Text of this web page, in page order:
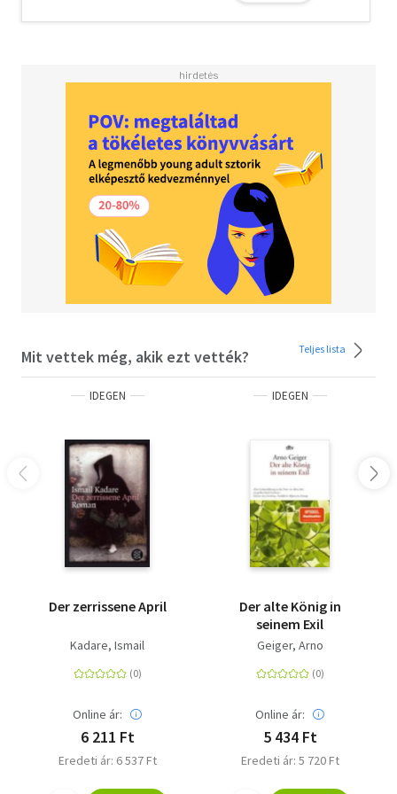
Effekt wie die Flasche Heineken.
Mit vettek még, akik ezt vették? Teljes lista
IDEGEN
Der zerrissene April
Kadare, Ismail
Online ár:
6 211 Ft
Eredeti ár: 6 537 Ft
IDEGEN
Der alte König in
seinem Exil
Geiger, Arno
Online ár:
5 434 Ft
Eredeti ár: 5 720 Ft